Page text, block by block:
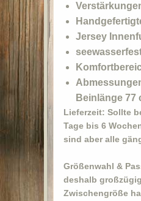
Jersey
Beinlänge 77
Lieferzeit: Sollte
Tage bis 6
sind aber alle
Größenwahl &
deshalb
Zwischengröße